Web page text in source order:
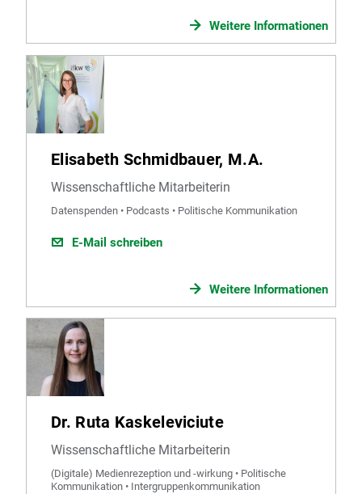
Weitere Informationen
Elisabeth Schmidbauer, M.A.
Wissenschaftliche Mitarbeiterin
Datenspenden • Podcasts • Politische Kommunikation
E-Mail schreiben
Weitere Informationen
Dr. Ruta Kaskeleviciute
Wissenschaftliche Mitarbeiterin
(Digitale) Medienrezeption und -wirkung • Politische
Kommunikation • Intergruppenkommunikation